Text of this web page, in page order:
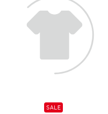
SALE